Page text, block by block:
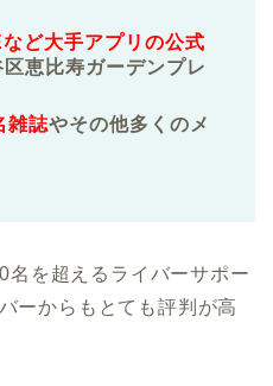
ど大手アプリの公式
区恵比寿ガーデンプレ
雑誌やその他多くのメ
名を超えるライバーサポー
ーからもとても評判が高